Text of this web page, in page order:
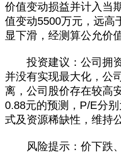
价值变动损益并计入当
值变动5500万元，远高
显下滑，经测算公允价
投资建议：公司拥资
并没有实现最大化，公
离，公司股价存在较高
0.88元的预测，P/E分
式及资源稀缺性，维持
风险提示：价下跌、